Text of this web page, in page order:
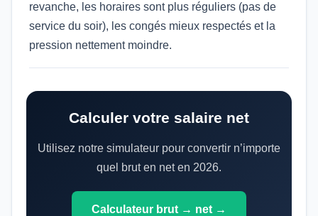
revanche, les horaires sont plus réguliers (pas de
service du soir), les congés mieux respectés et la
pression nettement moindre.
Calculer votre salaire net
Utilisez notre simulateur pour convertir n’importe
quel brut en net en 2026.
Calculateur brut → net →